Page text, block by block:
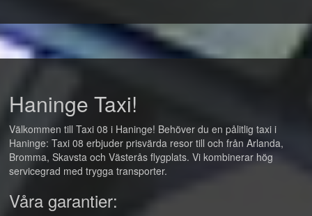
Haninge Taxi!
Välkommen till Taxi 08 i Haninge! Behöver du en pålitlig taxi i
Haninge: Taxi 08 erbjuder prisvärda resor till och från Arlanda,
Bromma, Skavsta och Västerås flygplats. Vi kombinerar hög
servicegrad med trygga transporter.
Våra garantier: